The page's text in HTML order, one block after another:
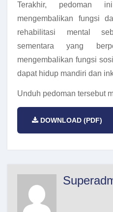
Terakhir, pedoman
mengembalikan fungsi
rehabilitasi mental
sementara yang
mengembalikan fungsi
dapat hidup mandiri dan
Unduh pedoman tersebut
DOWNLOAD (PDF)